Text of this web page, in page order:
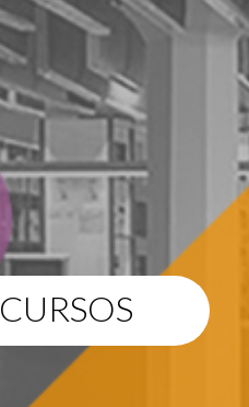
CURSOS